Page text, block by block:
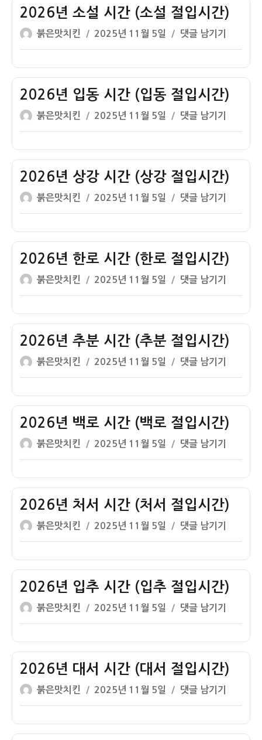
시
간)
시
(대
절
시
간)
2026년 소설 시간 (소설 절입시간)
글
쓴
붉은맛치킨
작
성
자
2025년 11월 5일
2026
년
설
시
(소
절
시
간)
댓글 남기기
2026년 입동 시간 (입동 절입시간)
글
쓴
붉은맛치킨
작
성
자
2025년 11월 5일
2026
년
동
시
(입
절
시
간)
댓글 남기기
2026년 상강 시간 (상강 절입시간)
글
쓴
붉은맛치킨
작
성
자
2025년 11월 5일
2026
년
강
시
(상
절
시
간)
댓글 남기기
2026년 한로 시간 (한로 절입시간)
글
쓴
붉은맛치킨
작
성
자
2025년 11월 5일
2026
년
로
시
(한
절
시
간)
댓글 남기기
2026년 추분 시간 (추분 절입시간)
글
쓴
붉은맛치킨
작
성
자
2025년 11월 5일
2026
년
분
시
(추
절
시
간)
댓글 남기기
2026년 백로 시간 (백로 절입시간)
글
쓴
붉은맛치킨
작
성
자
2025년 11월 5일
2026
년
로
시
(백
절
시
간)
댓글 남기기
2026년 처서 시간 (처서 절입시간)
글
쓴
붉은맛치킨
작
성
자
2025년 11월 5일
2026
년
서
시
(처
절
시
간)
댓글 남기기
2026년 입추 시간 (입추 절입시간)
글
쓴
붉은맛치킨
작
성
자
2025년 11월 5일
2026
년
추
시
(입
절
댓글 남기기
2026년 대서 시간 (대서 절입시간)
글
쓴
붉은맛치킨
작
성
자
2025년 11월 5일
2026
년
서
댓글 남기기